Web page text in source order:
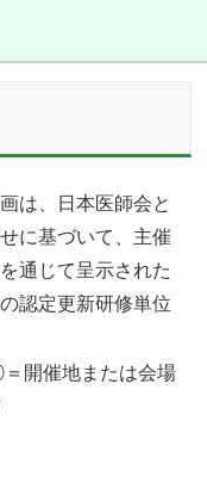
は、日本医師会と
に基づいて、主催
通じて呈示された
認定更新研修単位
開催地または会場